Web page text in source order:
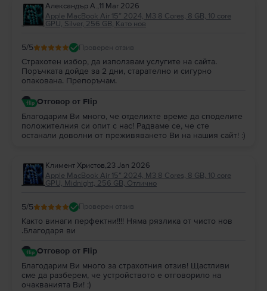
Александър А.,11 Mar 2026
Apple MacBook Air 15″ 2024, M3 8 Cores, 8 GB, 10 core
GPU, Silver, 256 GB, Като нов
5/5 Проверен отзив
Страхотен избор, да използвам услугите на сайта.
Поръчката дойде за 2 дни, старателно и сигурно
опакована. Препоръчам.
Отговор от Flip
Благодарим Ви много, че отделихте време да споделите
положителния си опит с нас! Радваме се, че сте
останали доволни от преживяването Ви на нашия сайт! :)
Климент Христов,23 Jan 2026
Apple MacBook Air 15″ 2024, M3 8 Cores, 8 GB, 10 core
GPU, Midnight, 256 GB, Отлично
5/5 Проверен отзив
Както винаги перфектни!!!! Няма рязлика от чисто нов
.Благодаря ви
Отговор от Flip
Благодарим Ви много за страхотния отзив! Щастливи
сме да разберем, че устройството е отговорило на
очакванията Ви! :)